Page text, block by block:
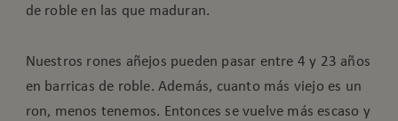
de roble en las que maduran.
Nuestros rones añejos pueden pasar entre 4 y 23 años
en barricas de roble. Además, cuanto más viejo es un
ron, menos tenemos. Entonces se vuelve más escaso y